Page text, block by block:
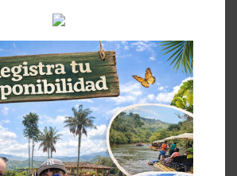
enviar el soporte del
MayJunJulAgoSepOctNovDic